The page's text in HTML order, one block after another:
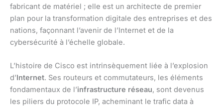
fabricant de matériel ; elle est un architecte de premier
plan pour la transformation digitale des entreprises et des
nations, façonnant l’avenir de l’Internet et de la
cybersécurité à l’échelle globale.
L’histoire de Cisco est intrinsèquement liée à l’explosion
d’Internet. Ses routeurs et commutateurs, les éléments
fondamentaux de l’infrastructure réseau, sont devenus
les piliers du protocole IP, acheminant le trafic data à